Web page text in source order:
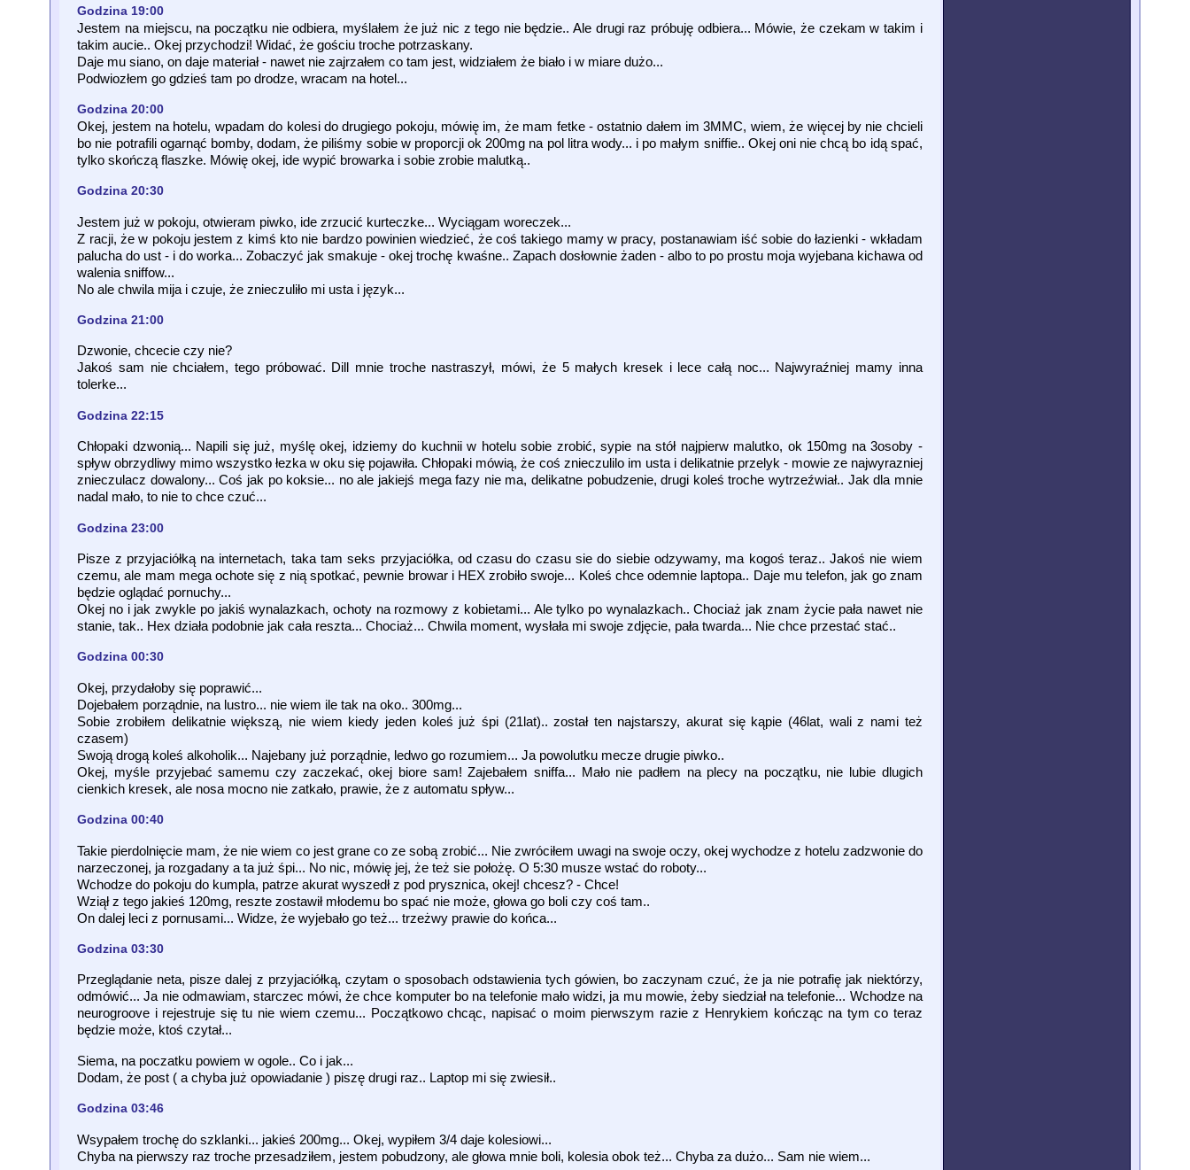
Godzina 19:00
Jestem na miejscu, na początku nie odbiera, myślałem że już nic z tego nie będzie.. Ale drugi raz próbuję odbiera... Mówie, że czekam w takim i
takim aucie.. Okej przychodzi! Widać, że gościu troche potrzaskany.
Daje mu siano, on daje materiał - nawet nie zajrzałem co tam jest, widziałem że biało i w miare dużo...
Podwiozłem go gdzieś tam po drodze, wracam na hotel...
Godzina 20:00
Okej, jestem na hotelu, wpadam do kolesi do drugiego pokoju, mówię im, że mam fetke - ostatnio dałem im 3MMC, wiem, że więcej by nie chcieli
bo nie potrafili ogarnąć bomby, dodam, że piliśmy sobie w proporcji ok 200mg na pol litra wody... i po małym sniffie.. Okej oni nie chcą bo idą spać,
tylko skończą flaszke. Mówię okej, ide wypić browarka i sobie zrobie malutką..
Godzina 20:30
Jestem już w pokoju, otwieram piwko, ide zrzucić kurteczke... Wyciągam woreczek...
Z racji, że w pokoju jestem z kimś kto nie bardzo powinien wiedzieć, że coś takiego mamy w pracy, postanawiam iść sobie do łazienki - wkładam
palucha do ust - i do worka... Zobaczyć jak smakuje - okej trochę kwaśne.. Zapach dosłownie żaden - albo to po prostu moja wyjebana kichawa od
walenia sniffow...
No ale chwila mija i czuje, że znieczuliło mi usta i język...
Godzina 21:00
Dzwonie, chcecie czy nie?
Jakoś sam nie chciałem, tego próbować. Dill mnie troche nastraszył, mówi, że 5 małych kresek i lece całą noc... Najwyraźniej mamy inna
tolerke...
Godzina 22:15
Chłopaki dzwonią... Napili się już, myślę okej, idziemy do kuchnii w hotelu sobie zrobić, sypie na stół najpierw malutko, ok 150mg na 3osoby -
spływ obrzydliwy mimo wszystko łezka w oku się pojawiła. Chłopaki mówią, że coś znieczulilo im usta i delikatnie przelyk - mowie ze najwyrazniej
znieczulacz dowalony... Coś jak po koksie... no ale jakiejś mega fazy nie ma, delikatne pobudzenie, drugi koleś troche wytrzeźwiał.. Jak dla mnie
nadal mało, to nie to chce czuć...
Godzina 23:00
Pisze z przyjaciółką na internetach, taka tam seks przyjaciółka, od czasu do czasu sie do siebie odzywamy, ma kogoś teraz.. Jakoś nie wiem
czemu, ale mam mega ochote się z nią spotkać, pewnie browar i HEX zrobiło swoje... Koleś chce odemnie laptopa.. Daje mu telefon, jak go znam
będzie oglądać pornuchy...
Okej no i jak zwykle po jakiś wynalazkach, ochoty na rozmowy z kobietami... Ale tylko po wynalazkach.. Chociaż jak znam życie pała nawet nie
stanie, tak.. Hex działa podobnie jak cała reszta... Chociaż... Chwila moment, wysłała mi swoje zdjęcie, pała twarda... Nie chce przestać stać..
Godzina 00:30
Okej, przydałoby się poprawić...
Dojebałem porządnie, na lustro... nie wiem ile tak na oko.. 300mg...
Sobie zrobiłem delikatnie większą, nie wiem kiedy jeden koleś już śpi (21lat).. został ten najstarszy, akurat się kąpie (46lat, wali z nami też
czasem)
Swoją drogą koleś alkoholik... Najebany już porządnie, ledwo go rozumiem... Ja powolutku mecze drugie piwko..
Okej, myśle przyjebać samemu czy zaczekać, okej biore sam! Zajebałem sniffa... Mało nie padłem na plecy na początku, nie lubie dlugich
cienkich kresek, ale nosa mocno nie zatkało, prawie, że z automatu spływ...
Godzina 00:40
Takie pierdolnięcie mam, że nie wiem co jest grane co ze sobą zrobić... Nie zwróciłem uwagi na swoje oczy, okej wychodze z hotelu zadzwonie do
narzeczonej, ja rozgadany a ta już śpi... No nic, mówię jej, że też sie położę. O 5:30 musze wstać do roboty...
Wchodze do pokoju do kumpla, patrze akurat wyszedł z pod prysznica, okej! chcesz? - Chce!
Wziął z tego jakieś 120mg, reszte zostawił młodemu bo spać nie może, głowa go boli czy coś tam..
On dalej leci z pornusami... Widze, że wyjebało go też... trzeżwy prawie do końca...
Godzina 03:30
Przeglądanie neta, pisze dalej z przyjaciółką, czytam o sposobach odstawienia tych gówien, bo zaczynam czuć, że ja nie potrafię jak niektórzy,
odmówić... Ja nie odmawiam, starczec mówi, że chce komputer bo na telefonie mało widzi, ja mu mowie, żeby siedział na telefonie... Wchodze na
neurogroove i rejestruje się tu nie wiem czemu... Początkowo chcąc, napisać o moim pierwszym razie z Henrykiem kończąc na tym co teraz
będzie może, ktoś czytał...
Siema, na poczatku powiem w ogole.. Co i jak...
Dodam, że post ( a chyba już opowiadanie ) piszę drugi raz.. Laptop mi się zwiesił..
Godzina 03:46
Wsypałem trochę do szklanki... jakieś 200mg... Okej, wypiłem 3/4 daje kolesiowi...
Chyba na pierwszy raz troche przesadziłem, jestem pobudzony, ale głowa mnie boli, kolesia obok też... Chyba za dużo... Sam nie wiem...